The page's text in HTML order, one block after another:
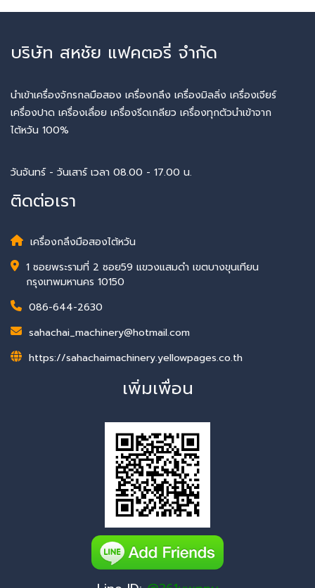
บริษัท สหชัย แฟคตอรี่ จำกัด
นำเข้าเครื่องจักรกลมือสอง เครื่องกลึง เครื่องมิลลิ่ง เครื่องเจียร์
เครื่องปาด เครื่องเลื่อย เครื่องรีดเกลียว เครื่องทุกตัวนำเข้าจาก
ไต้หวัน 100%
วันจันทร์ - วันเสาร์ เวลา 08.00 - 17.00 น.
ติดต่อเรา
เครื่องกลึงมือสองไต้หวัน
1 ซอยพระรามที่ 2 ซอย59 แขวงแสมดำ เขตบางขุนเทียน
กรุงเทพมหานคร 10150
086-644-2630
sahachai_machinery@hotmail.com
https://sahachaimachinery.yellowpages.co.th
เพิ่มเพื่อน